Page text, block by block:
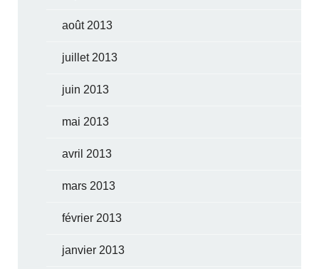
août 2013
juillet 2013
juin 2013
mai 2013
avril 2013
mars 2013
février 2013
janvier 2013